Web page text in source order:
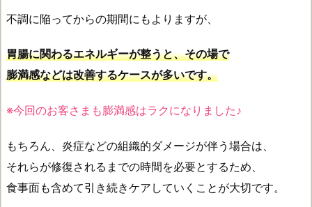
不調に陥ってからの期間にもよりますが、
胃腸に関わるエネルギーが整うと、その場で
膨満感などは改善するケースが多いです。
※今回のお客さまも膨満感はラクになりました♪
もちろん、炎症などの組織的ダメージが伴う場合は、
それらが修復されるまでの時間を必要とするため、
食事面も含めて引き続きケアしていくことが大切です。